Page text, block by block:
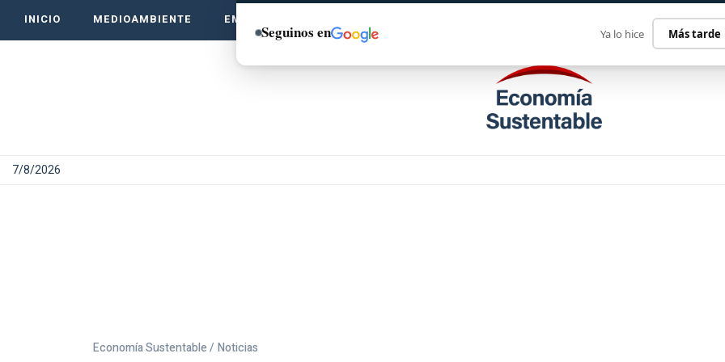
INICIO MEDIOAMBIENTE EMPRENDE VERDE
7/8/2026
Economía Sustentable / Noticias
Seguinos en Ya lo hice Más tarde